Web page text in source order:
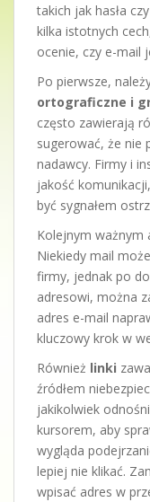
takich jak hasła
kilka istotnych
ocenie, czy e-mail
Po pierwsze,
ortograficzne i
często zawierają
sugerować, że nie
nadawcy. Firmy i
jakość
być sygnałem
Kolejnym ważnym
Niekiedy mail
firmy, jednak po
adresowi, można
adres e-mail
kluczowy krok w
Również linki
źródłem
jakikolwiek
kursorem, aby
wygląda
lepiej nie klikać.
wpisać adres w